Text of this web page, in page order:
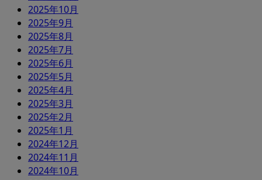
2025年10月
2025年9月
2025年8月
2025年7月
2025年6月
2025年5月
2025年4月
2025年3月
2025年2月
2025年1月
2024年12月
2024年11月
2024年10月